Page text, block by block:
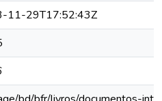
11-29T17:52:43Z